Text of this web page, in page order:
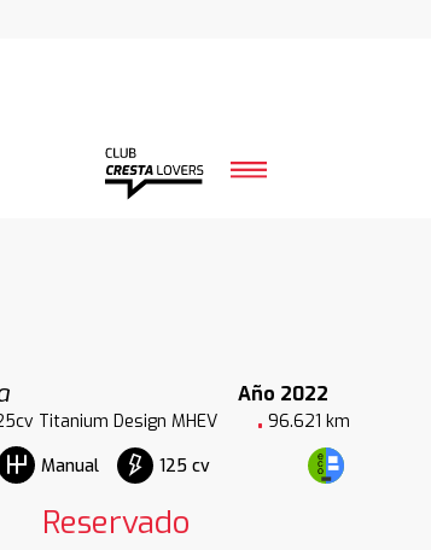
Año 2022
Titanium Design MHEV
96.621 km
Manual 125 cv
Reservado